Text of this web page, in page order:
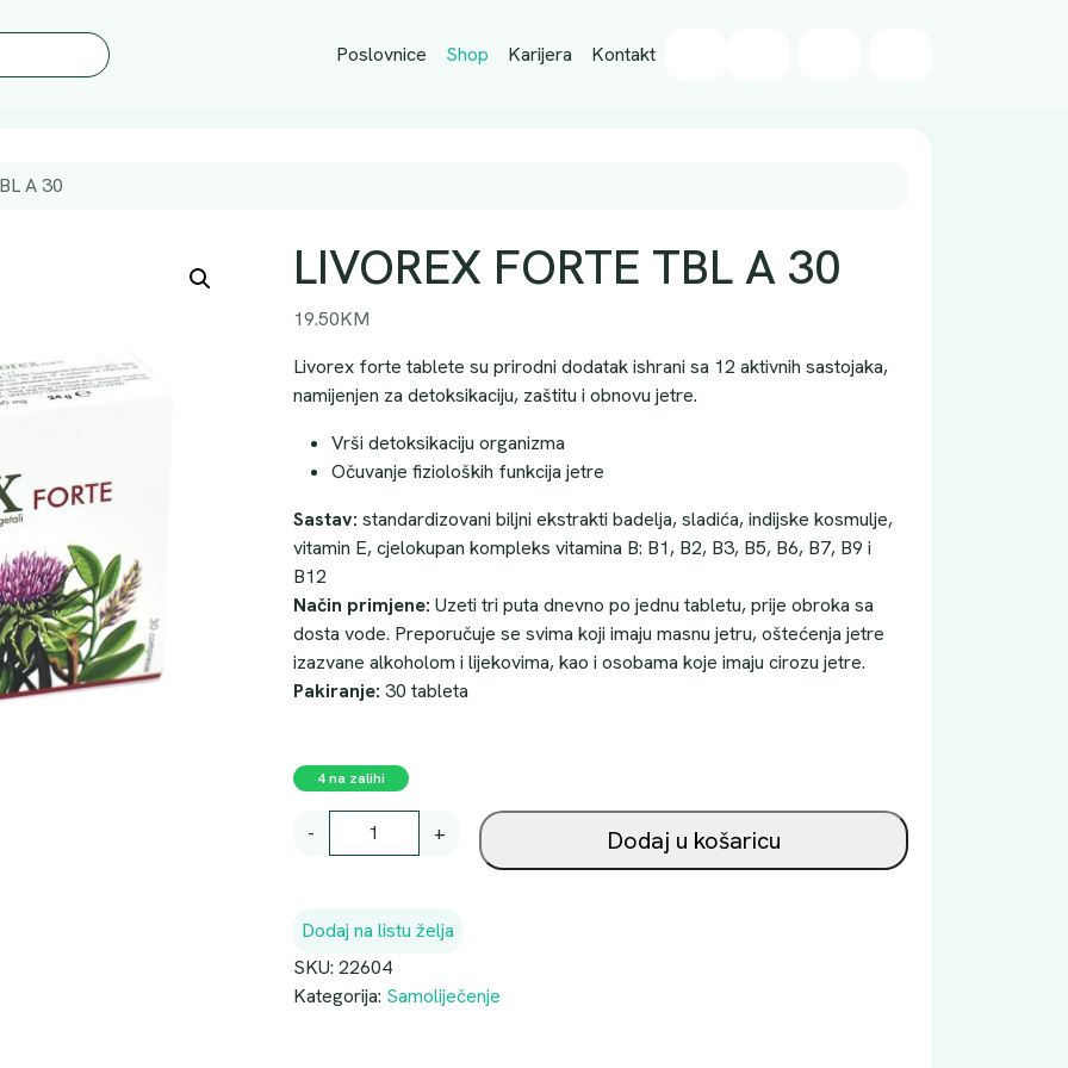
Poslovnice Shop Karijera Kontakt
A 30
LIVOREX FORTE TBL A 30
19.50KM
Livorex forte tablete su prirodni dodatak ishrani sa 12 aktivnih sastojaka,
namijenjen za detoksikaciju, zaštitu i obnovu jetre.
Vrši detoksikaciju organizma
Očuvanje fizioloških funkcija jetre
Sastav: standardizovani biljni ekstrakti badelja, sladića, indijske kosmulje,
vitamin E, cjelokupan kompleks vitamina B: B1, B2, B3, B5, B6, B7, B9 i
B12
Način primjene: Uzeti tri puta dnevno po jednu tabletu, prije obroka sa
dosta vode. Preporučuje se svima koji imaju masnu jetru, oštećenja jetre
izazvane alkoholom i lijekovima, kao i osobama koje imaju cirozu jetre.
Pakiranje: 30 tableta
4 na zalihi
-
R
E
X
+ Dodaj u košaricu
Dodaj na listu želja
SKU: 22604
Kategorija: Samoliječenje